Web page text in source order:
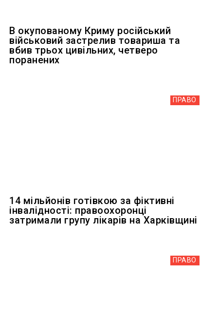
В окупованому Криму російський
військовий застрелив товариша та
вбив трьох цивільних, четверо
поранених
ПРАВО
14 мільйонів готівкою за фіктивні
інвалідності: правоохоронці
затримали групу лікарів на Харківщині
ПРАВО